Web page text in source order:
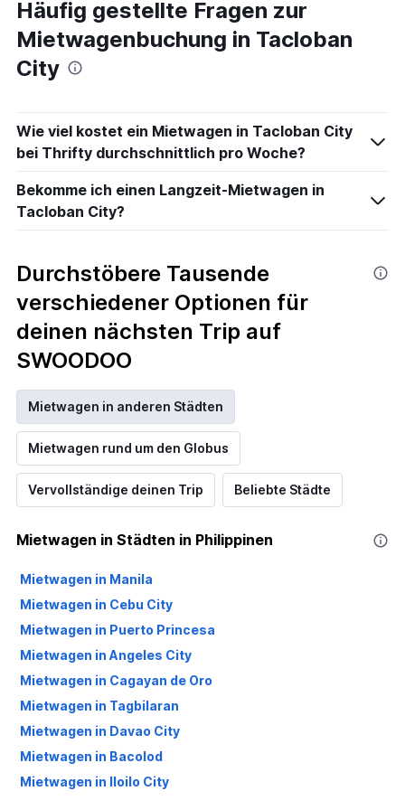
Häufig gestellte Fragen zur
Mietwagenbuchung in Tacloban
City
Wie viel kostet ein Mietwagen in Tacloban City
bei Thrifty durchschnittlich pro Woche?
Bekomme ich einen Langzeit-Mietwagen in
Tacloban City?
Durchstöbere Tausende
verschiedener Optionen für
deinen nächsten Trip auf
SWOODOO
Mietwagen in anderen Städten
Mietwagen rund um den Globus
Vervollständige deinen Trip Beliebte Städte
Mietwagen in Städten in Philippinen
Mietwagen in Manila
Mietwagen in Cebu City
Mietwagen in Puerto Princesa
Mietwagen in Angeles City
Mietwagen in Cagayan de Oro
Mietwagen in Tagbilaran
Mietwagen in Davao City
Mietwagen in Bacolod
Mietwagen in Iloilo City